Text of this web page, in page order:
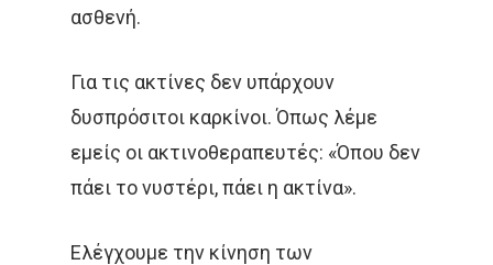
ασθενή.
Για τις ακτίνες δεν υπάρχουν
δυσπρόσιτοι καρκίνοι. Όπως λέμε
εμείς οι ακτινοθεραπευτές: «Όπου δεν
πάει το νυστέρι, πάει η ακτίνα».
Ελέγχουμε την κίνηση των
ΟΓΚΟΛΟΓΊΑ
ΣΤΕΡΕΟΤΑΚΤΙΚΉ
ΑΚΤΙΝΟΘΕΡΑΠΕΊΑ
ΣΥΝΈΔΡΙΟ